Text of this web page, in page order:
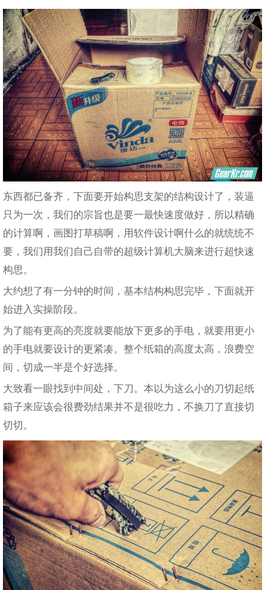
东西都已备齐，下面要开始构思支架的结构设计了，装逼
只为一次，我们的宗旨也是要一最快速度做好，所以精确
的计算啊，画图打草稿啊，用软件设计啊什么的就统统不
要，我们用我们自己自带的超级计算机大脑来进行超快速
构思。
大约想了有一分钟的时间，基本结构构思完毕，下面就开
始进入实操阶段。
为了能有更高的亮度就要能放下更多的手电，就要用更小
的手电就要设计的更紧凑。整个纸箱的高度太高，浪费空
间，切成一半是个好选择。
大致看一眼找到中间处，下刀。本以为这么小的刀切起纸
箱子来应该会很费劲结果并不是很吃力，不换刀了直接切
切切。